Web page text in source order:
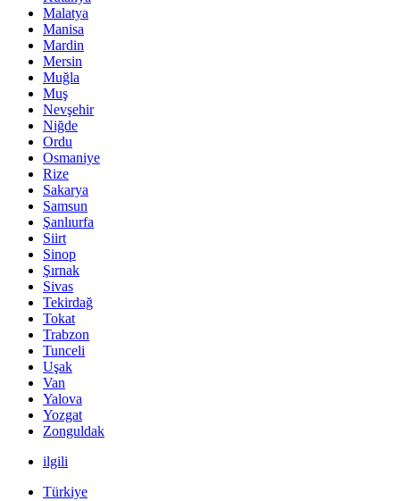
Malatya
Manisa
Mardin
Mersin
Muğla
Muş
Nevşehir
Niğde
Ordu
Osmaniye
Rize
Sakarya
Samsun
Şanlıurfa
Siirt
Sinop
Şırnak
Sivas
Tekirdağ
Tokat
Trabzon
Tunceli
Uşak
Van
Yalova
Yozgat
Zonguldak
ilgili
Türkiye